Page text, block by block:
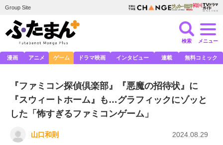
Group Site
検索 メニュー
漫画 アニメ ゲーム ドラマ映画 インタビュー 連載 無料コミック
『ファミコン探偵倶楽部』『悪魔の招待状』に
『スウィートホーム』も…グラフィックにゾッと
した「怖すぎるファミコンゲーム」
山口和則 2024.08.29